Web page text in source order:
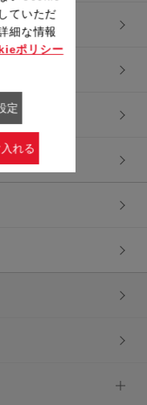
ていただ
細な情報
ポリシー
定
れる